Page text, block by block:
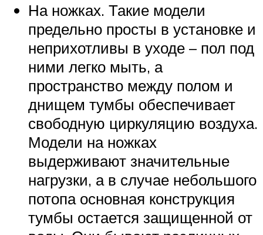
На ножках. Такие модели
предельно просты в установке и
неприхотливы в уходе – пол под
ними легко мыть, а
пространство между полом и
днищем тумбы обеспечивает
свободную циркуляцию воздуха.
Модели на ножках
выдерживают значительные
нагрузки, а в случае небольшого
потопа основная конструкция
тумбы остается защищенной от